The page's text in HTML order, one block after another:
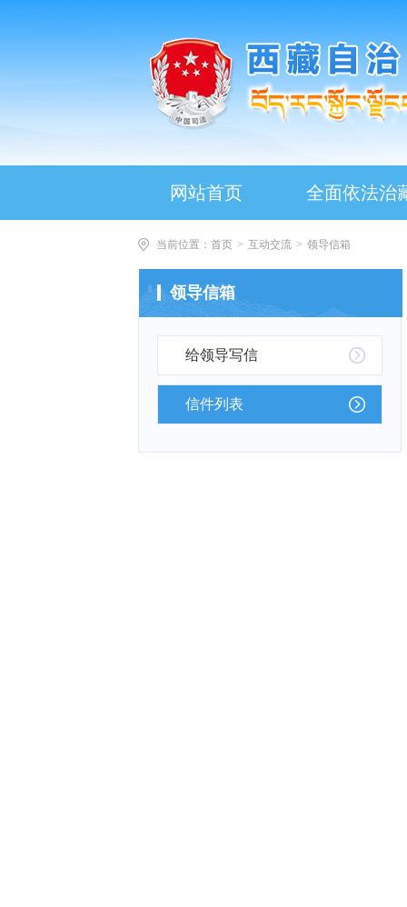
网站首页 全面依法治
当前位置： 首页 > 互动交流 > 领导信箱
领导信箱
给领导写信
信件列表